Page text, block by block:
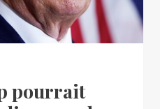
pourrait